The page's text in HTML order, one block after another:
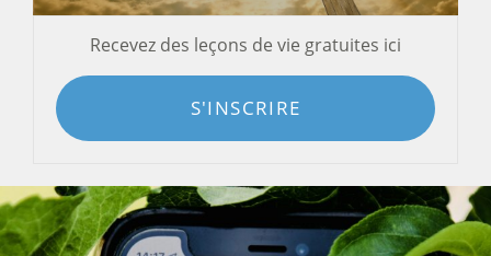
Recevez des leçons de vie gratuites ici
S'INSCRIRE